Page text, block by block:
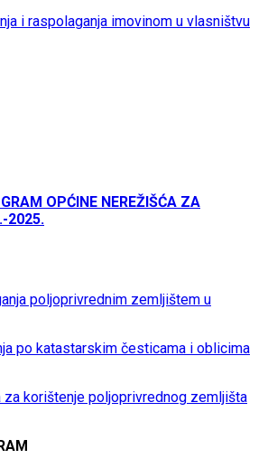
i raspolaganja imovinom u vlasništvu
OPĆINE NEREŽIŠĆA ZA
2025.
poljoprivrednim zemljištem u
po katastarskim česticama i oblicima
za korištenje poljoprivrednog zemljišta